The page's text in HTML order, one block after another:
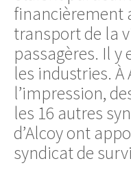
financièrement
transport de la
passagères. Il y
les industries.
l’impression,
les 16 autres
d’Alcoy ont
syndicat de